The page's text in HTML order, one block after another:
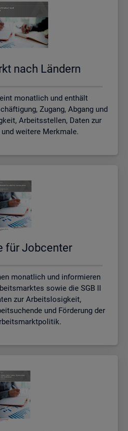
nach Län­dern
monatlich und enthält
Zugang, Abgang und
Arbeitsstellen, Daten zur
weitere Merkmale.
für Job­cen­ter
monatlich und informieren
sowie die SGB II
zur Arbeitslosigkeit,
und Förderung der